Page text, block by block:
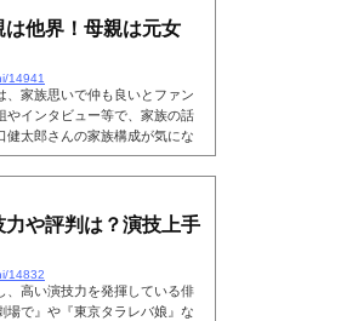
・坂口健太郎キスシーンまと
他界！母親は元女
14941
、家族思いで仲も良いとファン
やインタビュー等で、家族の話
健太郎さんの家族構成が気にな
ると、父親は他界しており母親
は教師という噂もありました。
郎の家族構成・父親は他界！坂
や評判は？演技上手
14832
、高い演技力を発揮している俳
場で』や『東京タラレバ娘』な